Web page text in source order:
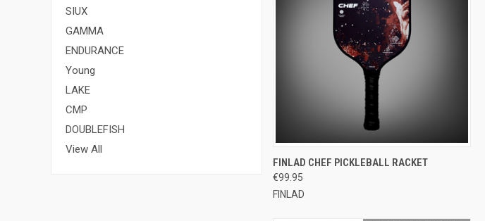
SIUX
GAMMA
ENDURANCE
Young
LAKE
CMP
DOUBLEFISH
View All
QUICK VIEW ADD TO CART
Compare
FINLAD CHEF PICKLEBALL RACKET
€99.95
FINLAD